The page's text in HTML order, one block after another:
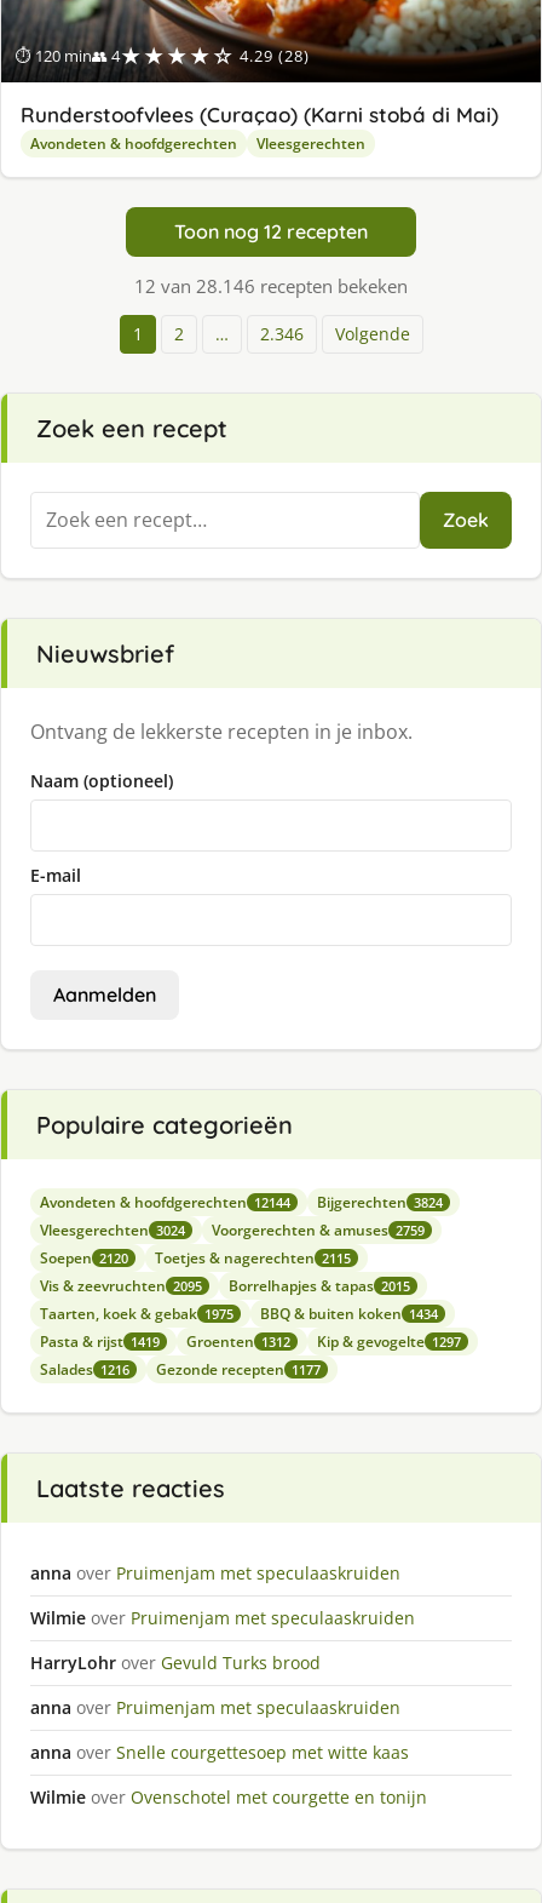
⏱ 120 min👥 4★★★★☆ 4.29 (28)
Runderstoofvlees (Curaçao) (Karni stobá di Mai)
Avondeten & hoofdgerechten Vleesgerechten
Toon nog 12 recepten
12 van 28.146 recepten bekeken
1 2 … 2.346 Volgende
Zoek een recept
Zoeken
naar:
Zoek
Nieuwsbrief
Ontvang de lekkerste recepten in je inbox.
Naam (optioneel)
E-mail
Aanmelden
Populaire categorieën
Avondeten & hoofdgerechten 12144 Bijgerechten 3824
Vleesgerechten 3024 Voorgerechten & amuses 2759
Soepen 2120 Toetjes & nagerechten 2115
Vis & zeevruchten 2095 Borrelhapjes & tapas 2015
Taarten, koek & gebak 1975 BBQ & buiten koken 1434
Pasta & rijst 1419 Groenten 1312 Kip & gevogelte 1297
Salades 1216 Gezonde recepten 1177
Laatste reacties
anna over Pruimenjam met speculaaskruiden
Wilmie over Pruimenjam met speculaaskruiden
HarryLohr over Gevuld Turks brood
anna over Pruimenjam met speculaaskruiden
anna over Snelle courgettesoep met witte kaas
Wilmie over Ovenschotel met courgette en tonijn